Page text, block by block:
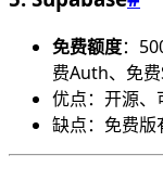
免费额度：
费Auth、免
优点：开源、
缺点：免费版